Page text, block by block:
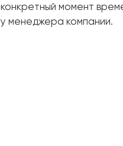
Форма огранки:
конкретный момент
у менеджера компании.